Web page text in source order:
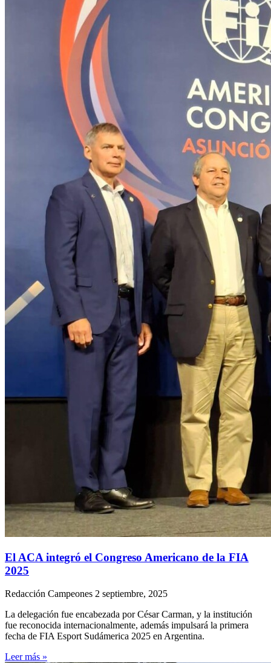
El ACA integró el Congreso Americano de la FIA
2025
Redacción Campeones 2 septiembre, 2025
La delegación fue encabezada por César Carman, y la institución
fue reconocida internacionalmente, además impulsará la primera
fecha de FIA Esport Sudámerica 2025 en Argentina.
Leer más »